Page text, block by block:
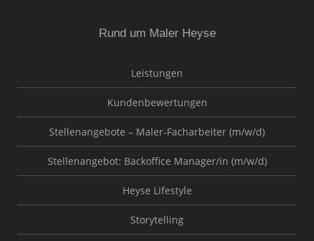
Rund um Maler Heyse
Leistungen
Kundenbewertungen
Stellenangebote – Maler-Facharbeiter (m/w/d)
Stellenangebot: Backoffice Manager/in (m/w/d)
Heyse Lifestyle
Storytelling